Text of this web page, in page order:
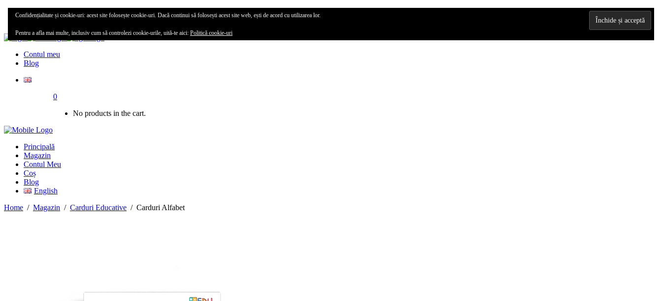
Principală
Magazin
Contul meu
Blog
0
No products in the cart.
Principală
Magazin
Contul Meu
Coș
Blog
English
Home / Magazin / Carduri Educative / Carduri Alfabet
Confidențialitate și cookie-uri: acest site folosește cookie-uri. Dacă continui să folosești acest site web, ești de acord cu utilizarea lor.
Pentru a afla mai multe, inclusiv cum să controlezi cookie-urile, uită-te aici: Politică cookie-uri